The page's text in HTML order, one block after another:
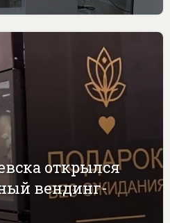
открылся
вендинг-